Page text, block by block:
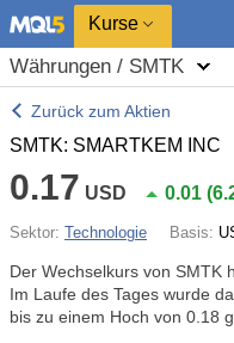
Kurse
Währungen / SMTK
Zurück zum Aktien
SMTK: SMARTKEM INC
0.17 USD 0.01 (
Sektor: Technologie Basis:
Der Wechselkurs von SMTK
Im Laufe des Tages wurde
bis zu einem Hoch von 0.18